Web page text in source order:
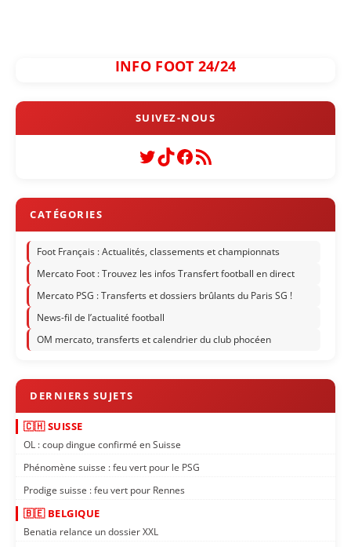
INFO FOOT 24/24
Twitter
TikTok
Facebook
Flux RSS
Foot Français : Actualités, classements et championnats
Mercato Foot : Trouvez les infos Transfert football en direct
Mercato PSG : Transferts et dossiers brûlants du Paris SG !
News-fil de l’actualité football
OM mercato, transferts et calendrier du club phocéen
🇨🇭 SUISSE
OL : coup dingue confirmé en Suisse
Phénomène suisse : feu vert pour le PSG
Prodige suisse : feu vert pour Rennes
🇧🇪 BELGIQUE
Benatia relance un dossier XXL